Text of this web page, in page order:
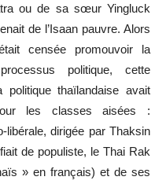
ou de sa sœur Yingluck
de l’Isaan pauvre. Alors
censée promouvoir la
politique, cette
politique thaïlandaise avait
les classes aisées :
libérale, dirigée par Thaksin
de populiste, le Thai Rak
» en français) et de ses